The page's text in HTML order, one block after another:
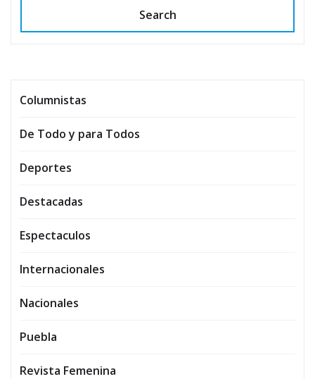
Search
Columnistas
De Todo y para Todos
Deportes
Destacadas
Espectaculos
Internacionales
Nacionales
Puebla
Revista Femenina